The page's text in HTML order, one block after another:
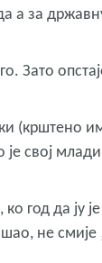
а за
Зато
(крштено
свој
год да ју
не